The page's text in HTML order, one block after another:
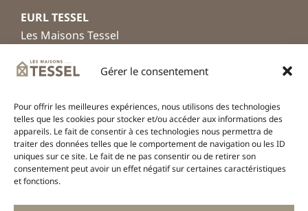
Gérer le consentement
Pour offrir les meilleures expériences, nous utilisons des technologies
telles que les cookies pour stocker et/ou accéder aux informations des
appareils. Le fait de consentir à ces technologies nous permettra de
traiter des données telles que le comportement de navigation ou les ID
uniques sur ce site. Le fait de ne pas consentir ou de retirer son
consentement peut avoir un effet négatif sur certaines caractéristiques
et fonctions.
EURL TESSEL
Les Maisons Tessel
27300 Bernay
contact@lesmaisonstessel.com
Ouverture de nos bureaux
Du lundi au vendredi
de 9h à 12h30 et de 14h à 18h